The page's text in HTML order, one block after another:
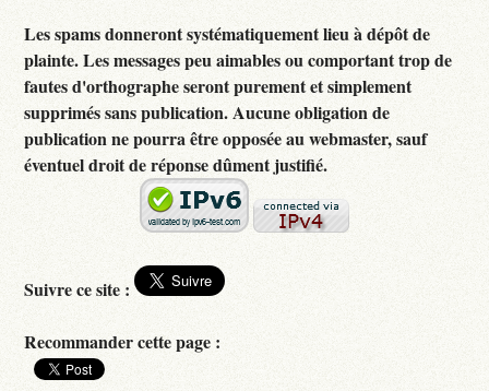
Les spams donneront systématiquement lieu à dépôt de
plainte. Les messages peu aimables ou comportant trop de
fautes d'orthographe seront purement et simplement
supprimés sans publication. Aucune obligation de
publication ne pourra être opposée au webmaster, sauf
éventuel droit de réponse dûment justifié.
Suivre ce site :
Recommander cette page :